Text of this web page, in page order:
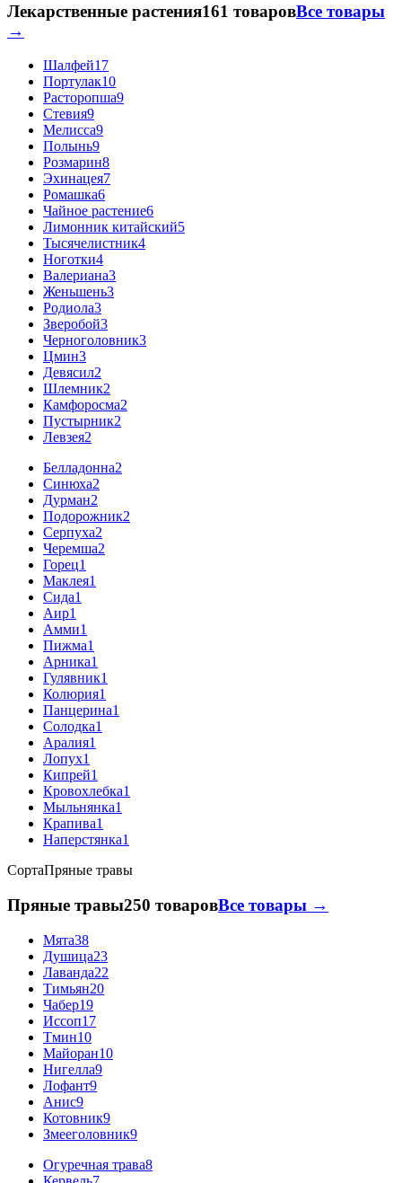
Лекарственные растения161 товаровВсе товары
→
Шалфей17
Портулак10
Расторопша9
Стевия9
Мелисса9
Полынь9
Розмарин8
Эхинацея7
Ромашка6
Чайное растение6
Лимонник китайский5
Тысячелистник4
Ноготки4
Валериана3
Женьшень3
Родиола3
Зверобой3
Черноголовник3
Цмин3
Девясил2
Шлемник2
Камфоросма2
Пустырник2
Левзея2
Белладонна2
Синюха2
Дурман2
Подорожник2
Серпуха2
Черемша2
Горец1
Маклея1
Сида1
Аир1
Амми1
Пижма1
Арника1
Гулявник1
Колюрия1
Панцерина1
Солодка1
Аралия1
Лопух1
Кипрей1
Кровохлебка1
Мыльнянка1
Крапива1
Наперстянка1
СортаПряные травы
Пряные травы250 товаровВсе товары →
Мята38
Душица23
Лаванда22
Тимьян20
Чабер19
Иссоп17
Тмин10
Майоран10
Нигелла9
Лофант9
Анис9
Котовник9
Змееголовник9
Огуречная трава8